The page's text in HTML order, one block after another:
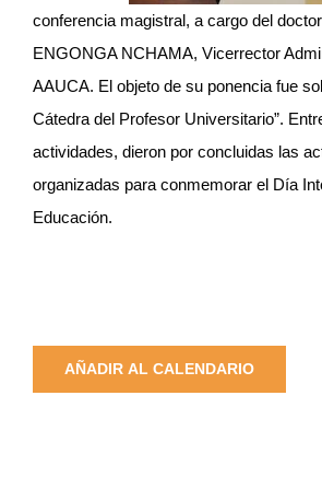
conferencia magistral, a cargo del
ENGONGA NCHAMA, Vicerrector
AAUCA. El objeto de su ponencia fue
Cátedra del Profesor Universitario”.
actividades, dieron por concluidas las
organizadas para conmemorar el Día
Educación.
AÑADIR AL CALENDARIO